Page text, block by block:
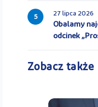
5 27 lipca 2026
Obalamy
odcinek
Zobacz także